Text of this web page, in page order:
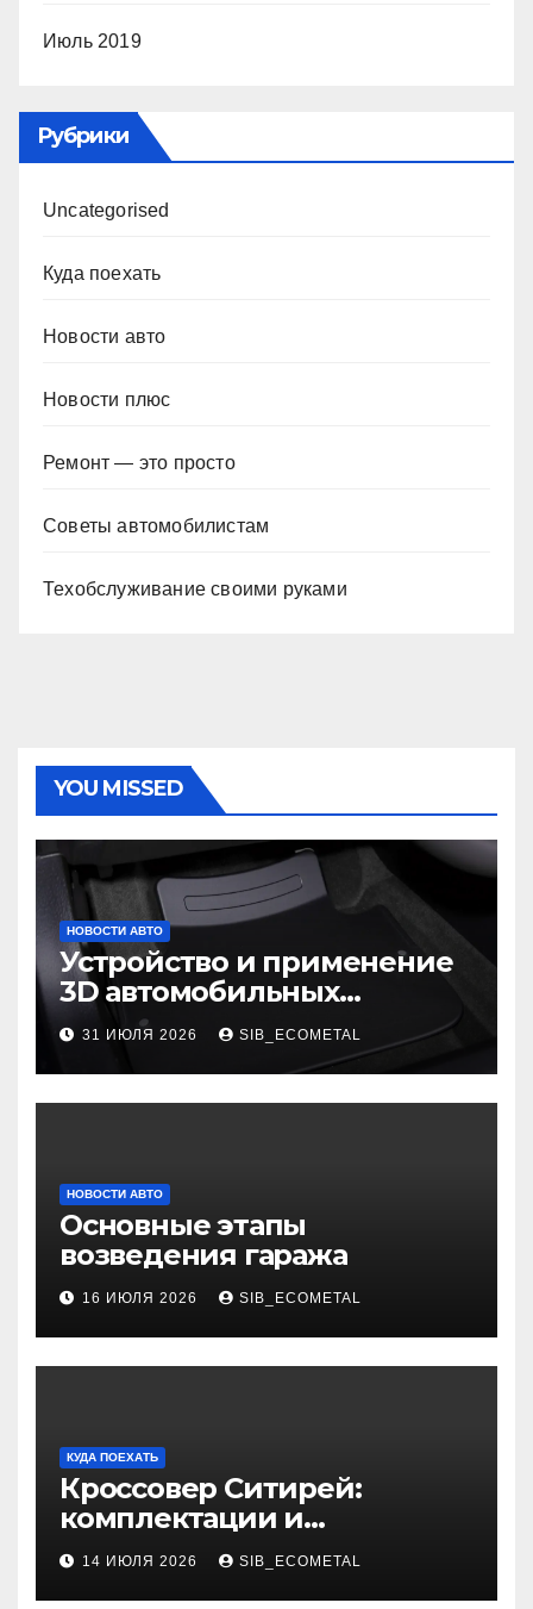
Июль 2019
Рубрики
Uncategorised
Куда поехать
Новости авто
Новости плюс
Ремонт — это просто
Советы автомобилистам
Техобслуживание своими руками
YOU MISSED
НОВОСТИ АВТО
Устройство и применение
3D автомобильных
ковриков
31 ИЮЛЯ 2026 SIB_ECOMETAL
НОВОСТИ АВТО
Основные этапы
возведения гаража
16 ИЮЛЯ 2026 SIB_ECOMETAL
КУДА ПОЕХАТЬ
Кроссовер Ситирей:
комплектации и
характеристики
14 ИЮЛЯ 2026 SIB_ECOMETAL